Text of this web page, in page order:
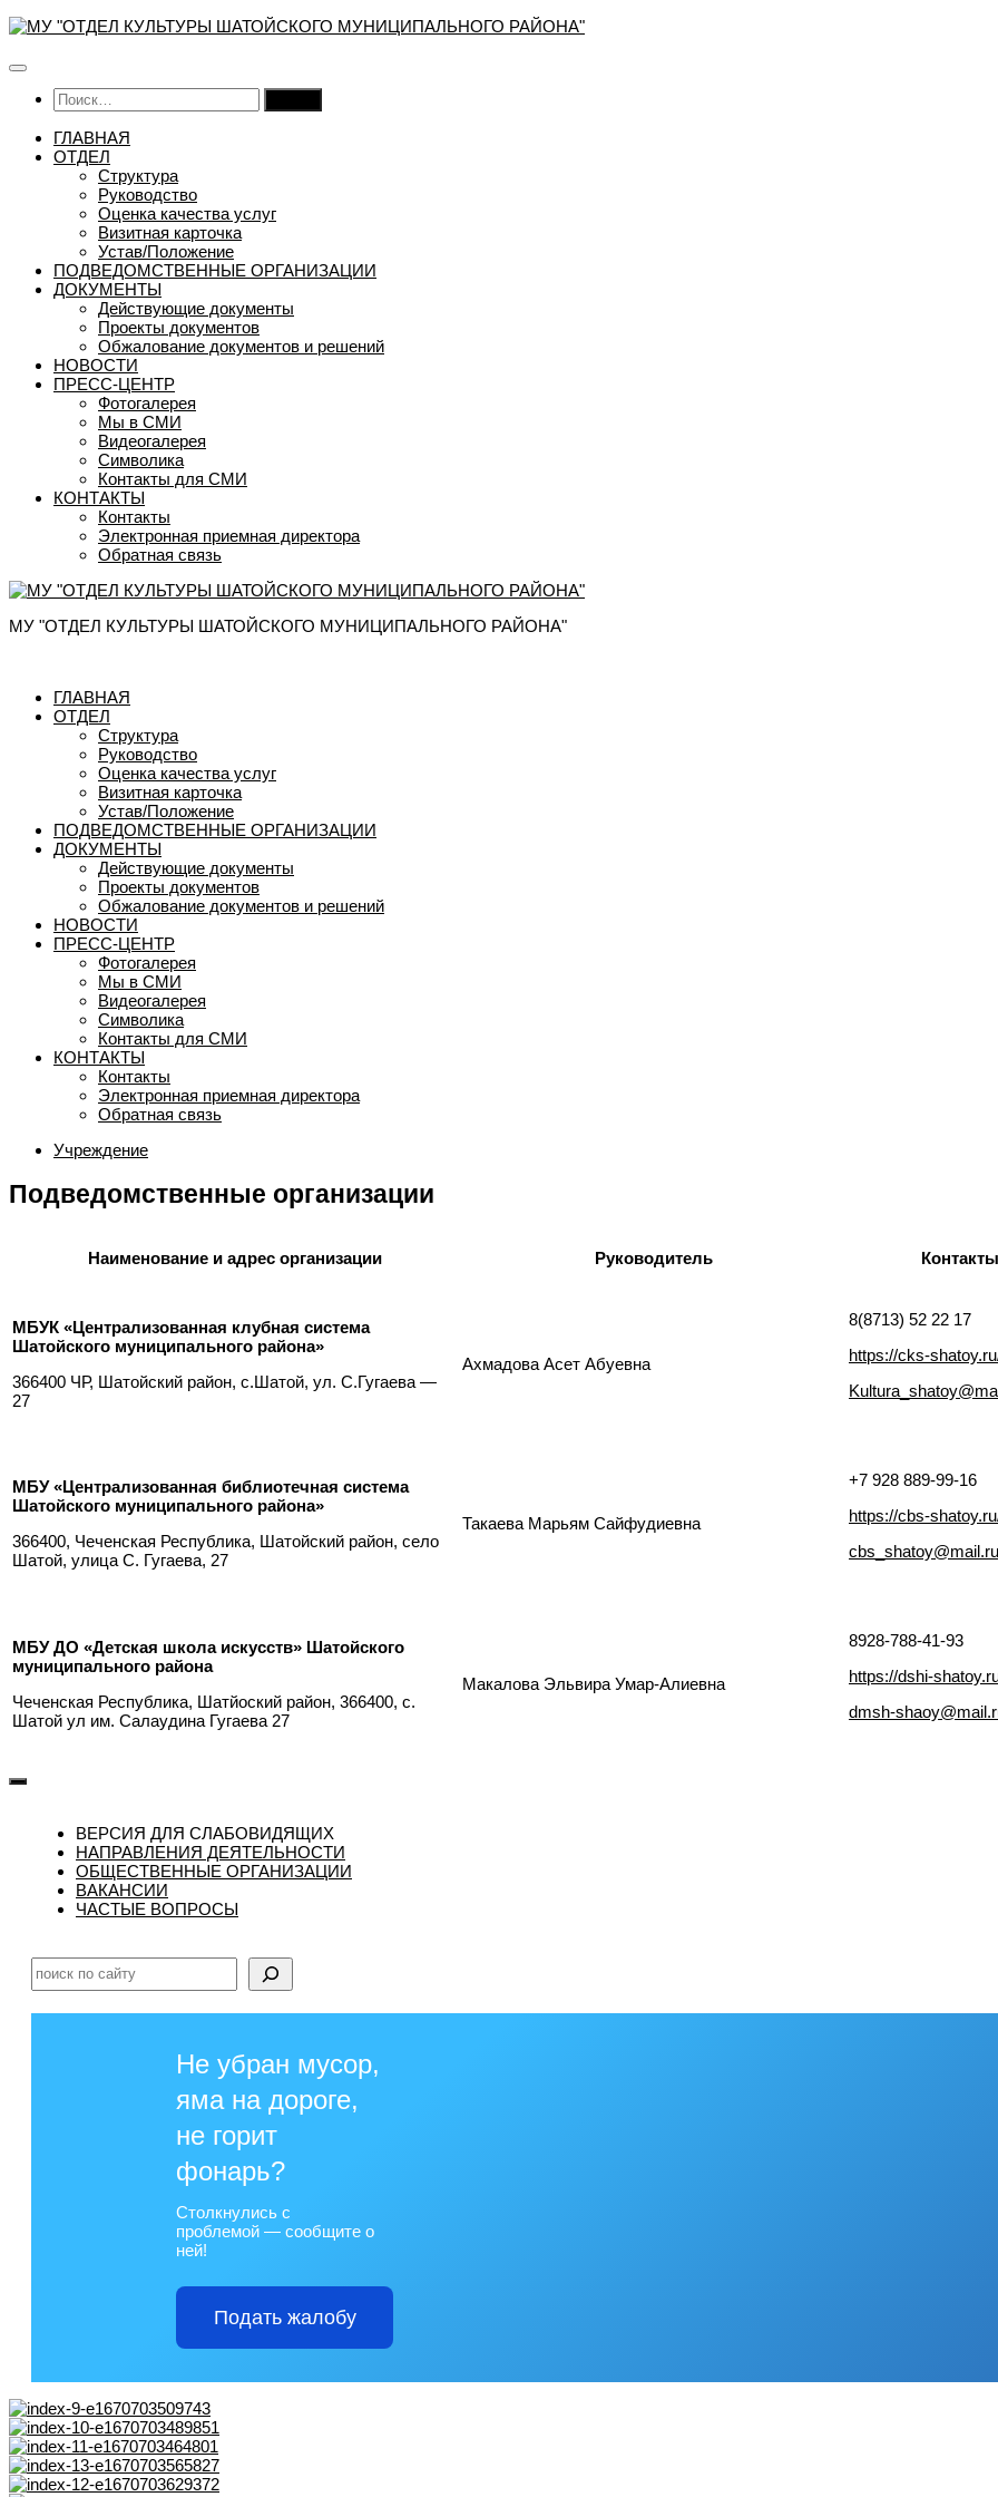
Перейти
содержимому
Найти:
ГЛАВНАЯ
ОТДЕЛ
Структура
Руководство
Оценка качества услуг
Визитная карточка
Устав/Положение
ПОДВЕДОМСТВЕННЫЕ ОРГАНИЗАЦИИ
ДОКУМЕНТЫ
Действующие документы
Проекты документов
Обжалование документов и решений
НОВОСТИ
ПРЕСС-ЦЕНТР
Фотогалерея
Мы в СМИ
Видеогалерея
Символика
Контакты для СМИ
КОНТАКТЫ
Контакты
Электронная приемная директора
Обратная связь
МУ "ОТДЕЛ КУЛЬТУРЫ ШАТОЙСКОГО МУНИЦИПАЛЬНОГО РАЙОНА"
ГЛАВНАЯ
ОТДЕЛ
Структура
Руководство
Оценка качества услуг
Визитная карточка
Устав/Положение
ПОДВЕДОМСТВЕННЫЕ ОРГАНИЗАЦИИ
ДОКУМЕНТЫ
Действующие документы
Проекты документов
Обжалование документов и решений
НОВОСТИ
ПРЕСС-ЦЕНТР
Фотогалерея
Мы в СМИ
Видеогалерея
Символика
Контакты для СМИ
КОНТАКТЫ
Контакты
Электронная приемная директора
Обратная связь
Учреждение
Подведомственные организации
Наименование и адрес организации Руководитель Контакты
МБУК «Централизованная клубная система
Шатойского муниципального района»
366400 ЧР, Шатойский район, с.Шатой, ул. С.Гугаева —
27
Ахмадова Асет Абуевна
8(8713) 52 22 17
https://cks-
МБУ «Централизованная библиотечная система
Шатойского муниципального района»
366400, Чеченская Республика, Шатойский район, село
Шатой, улица С. Гугаева, 27
Такаева Марьям Сайфудиевна
+7 928 889-99-16
https://cbs-
cbs_shatoy@mail.ru
МБУ ДО «Детская школа искусств» Шатойского
муниципального района
Чеченская Республика, Шатйоский район, 366400, с.
Шатой ул им. Салаудина Гугаева 27
Макалова Эльвира Умар-Алиевна
8928-788-41-93
https://dshi-
dmsh-
ВЕРСИЯ ДЛЯ СЛАБОВИДЯЩИХ
НАПРАВЛЕНИЯ ДЕЯТЕЛЬНОСТИ
ОБЩЕСТВЕННЫЕ ОРГАНИЗАЦИИ
ВАКАНСИИ
ЧАСТЫЕ ВОПРОСЫ
Не убран мусор,
яма на дороге,
не горит
фонарь?
Столкнулись с
проблемой — сообщите о
ней!
Подать жалобу